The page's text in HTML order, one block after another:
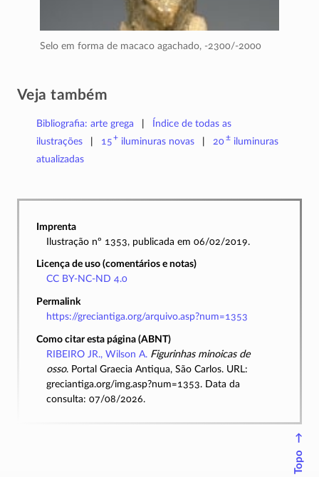
Selo em forma de macaco agachado, -2300/-2000
Veja também
Bibliografia: arte grega
Índice de todas as
ilustrações
15+ iluminuras novas 20±iluminuras
atualizadas
Imprenta
Ilustração nº 1353, publicada em 06/02/2019.
Licença de uso (comentários e notas)
CC BY-NC-ND 4.0
Permalink
https://greciantiga.org/arquivo.asp?num=1353
Como citar esta página (ABNT)
RIBEIRO JR., Wilson A. Figurinhas minoicas de
osso. Portal Graecia Antiqua, São Carlos. URL:
greciantiga.org/img.asp?num=1353. Data da
consulta: 07/08/2026.
↑
Topo